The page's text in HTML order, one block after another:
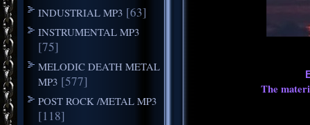
INDUSTRIAL MP3 [63]
INSTRUMENTAL MP3
[75]
MELODIC DEATH METAL
MP3 [577]
POST ROCK /METAL MP3
[118]
The